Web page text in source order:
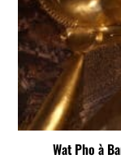
Wat Pho à